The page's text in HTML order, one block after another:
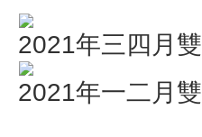
2021年三四月
2021年一二月